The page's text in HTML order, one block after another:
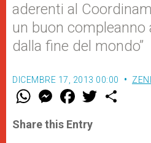
aderenti al
un buon compleanno
dalla fine del mondo”
DICEMBRE 17, 2013 00:00
W
t
s
M
e
s
e
F
a
e
b
w
Share this Entry